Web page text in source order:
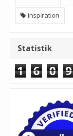
inspiration
Statistik
1 6 0 9